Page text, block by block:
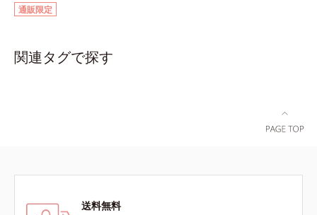
ンジ果皮エキス、センチフォリアバ
ラ花エキス、セイヨウミザクラ果実
花エキス（すべて保湿成分）
ンとミントが香るさわやかな息が続
きます。
通販限定
関連タグで探す
送料無料